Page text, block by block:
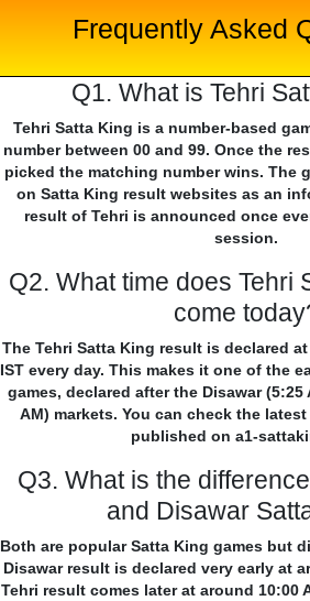
Frequently Asked
Q1. What is Tehri
Tehri Satta King is a number-based
number between 00 and 99. Once the
picked the matching number wins. The
on Satta King result websites as an
result of Tehri is announced once
session.
Q2. What time does Tehri
come
The Tehri Satta King result is declared
IST every day. This makes it one of the
games, declared after the Disawar (5:25
AM) markets. You can check the
published on a1-
Q3. What is the
and Disawar
Both are popular Satta King games but
Disawar result is declared very early at
Tehri result comes later at around 10:00